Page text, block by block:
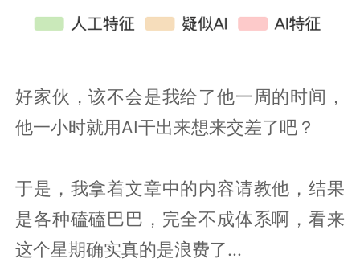
好家伙，该不会是我给了他一周的时间，
他一小时就用AI干出来想来交差了吧？
于是，我拿着文章中的内容请教他，结果
是各种磕磕巴巴，完全不成体系啊，看来
这个星期确实真的是浪费了...